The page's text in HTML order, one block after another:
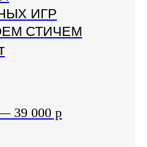
ИГР
СТИЧЕМ
39 000 р